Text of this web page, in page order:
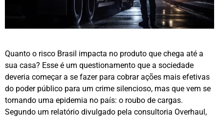
Quanto o risco Brasil impacta no produto que chega até a
sua casa? Esse é um questionamento que a sociedade
deveria começar a se fazer para cobrar ações mais efetivas
do poder público para um crime silencioso, mas que vem se
tornando uma epidemia no país: o roubo de cargas.
Segundo um relatório divulgado pela consultoria Overhaul,